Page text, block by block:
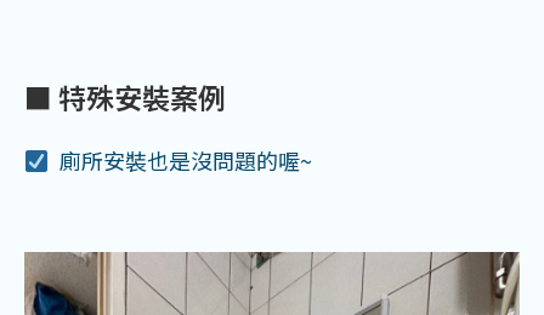
■ 特殊安裝案例
廁所安裝也是沒問題的喔~